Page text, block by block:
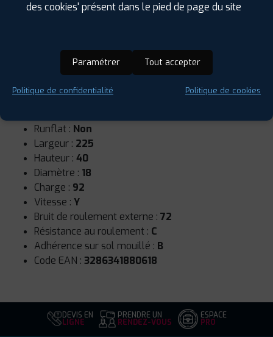
Runflat : Non
Largeur : 225
Hauteur : 40
Diamètre : 18
Charge : 92
Vitesse : Y
Bruit de roulement externe : 72
Résistance au roulement : C
Adhérence sur sol mouillé : B
Code EAN : 3286341880618
DEVIS EN
LIGNE
PRENDRE UN
RENDEZ-VOUS
ESPACE
PRO
des cookies' présent dans le pied de page du site
Paramétrer Tout accepter
Politique de confidentialité Politique de cookies